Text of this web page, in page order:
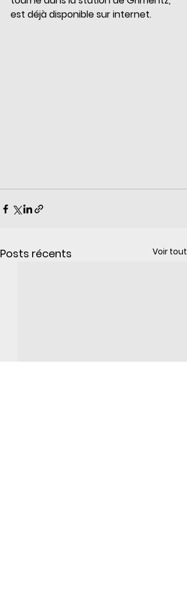
est déjà disponible sur internet.
Posts récents Voir tout